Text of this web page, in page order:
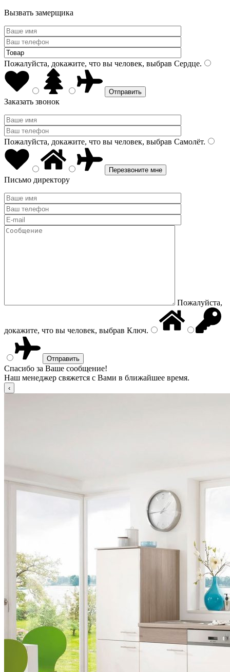
Вызвать замерщика
Пожалуйста, докажите, что вы человек, выбрав Сердце.
Заказать звонок
Пожалуйста, докажите, что вы человек, выбрав Самолёт.
Письмо директору
Пожалуйста,
докажите, что вы человек, выбрав Ключ.
Спасибо за Ваше сообщение!
Наш менеджер свяжется с Вами в ближайшее время.